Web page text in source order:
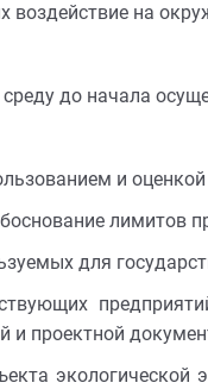
воздействие на
до начала
и
лимитов
для
и проектной
экологической